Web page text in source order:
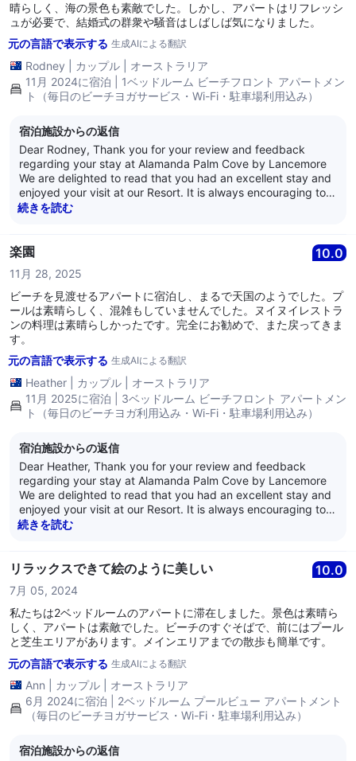
晴らしく、海の景色も素敵でした。しかし、アパートはリフレッシ
ュが必要で、結婚式の群衆や騒音はしばしば気になりました。
元の言語で表示する 生成AIによる翻訳
Rodney カップル
オーストラリア
11月 2024に宿泊 | 1ベッドルーム ビーチフロント アパートメン
ト（毎日のビーチヨガサービス・Wi-Fi・駐車場利用込み）
宿泊施設からの返信
Dear Rodney, Thank you for your review and feedback
regarding your stay at Alamanda Palm Cove by Lancemore
We are delighted to read that you had an excellent stay and
enjoyed your visit at our Resort. It is always encouraging to
learn that guests are satisfied with our service as it is what
続きを読む
楽園 10.0
11月 28, 2025
ビーチを見渡せるアパートに宿泊し、まるで天国のようでした。プ
ールは素晴らしく、混雑もしていませんでした。ヌイヌイレストラ
ンの料理は素晴らしかったです。完全にお勧めで、また戻ってきま
す。
元の言語で表示する 生成AIによる翻訳
Heather カップル
オーストラリア
11月 2025に宿泊 | 3ベッドルーム ビーチフロント アパートメン
ト（毎日のビーチヨガ利用込み・Wi-Fi・駐車場利用込み）
宿泊施設からの返信
Dear Heather, Thank you for your review and feedback
regarding your stay at Alamanda Palm Cove by Lancemore
We are delighted to read that you had an excellent stay and
enjoyed your visit at our Resort. It is always encouraging to
learn that guests are satisfied with our service as it is what
Regards, The Alamanda Team
続きを読む
リラックスできて絵のように美しい 10.0
7月 05, 2024
私たちは2ベッドルームのアパートに滞在しました。景色は素晴ら
しく、アパートは素敵でした。ビーチのすぐそばで、前にはプール
と芝生エリアがあります。メインエリアまでの散歩も簡単です。
元の言語で表示する 生成AIによる翻訳
Ann カップル
オーストラリア
6月 2024に宿泊 | 2ベッドルーム プールビュー アパートメント
（毎日のビーチヨガサービス・Wi-Fi・駐車場利用込み）
宿泊施設からの返信